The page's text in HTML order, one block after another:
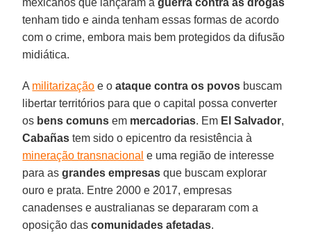
tenham tido e ainda tenham essas formas de acordo
com o crime, embora mais bem protegidos da difusão
midiática.
A militarização e oataque contra os povos buscam
libertar territórios para que o capital possa converter
os bens comuns em mercadorias. Em El Salvador,
Cabañas tem sido o epicentro da resistência à
mineração transnacional e uma região de interesse
para asgrandes empresas que buscam explorar
ouro e prata. Entre 2000 e 2017, empresas
canadenses e australianas se depararam com a
oposição dascomunidades afetadas.